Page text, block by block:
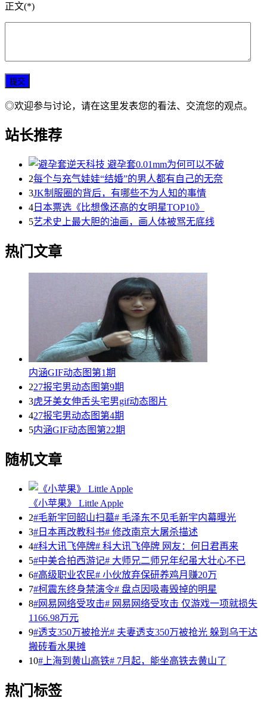
正文(*)
◎欢迎参与讨论，请在这里发表您的看法、交流您的观点。
站长推荐
2每个与充气娃娃“结婚”的男人都有自己的无奈
3JK制服圈的背后，有哪些不为人知的事情
4 日本票选《比想像还高的女明星TOP10》
5艺术史上最大胆的油画，画人体被骂无底线
热门文章
内涵GIF动态图第1期
227报宅男动态图第9期
3虎牙美女伸舌头宅男gif动态图片
427报宅男动态图第4期
5内涵GIF动态图第22期
随机文章
《小苹果》 Little Apple
2#毛新宇回韶山扫墓# 毛泽东不见毛新宇内幕曝光
3#日本再改教科书# 修改南京大屠杀描述
4#科大讯飞停牌# 科大讯飞停牌 网友：何日君再来
5#中美合拍西游记# 大师兄二师兄年纪虽大壮心不已
6#高级职业农民# 小伙放弃保研养鸡月赚20万
7#柯震东终身禁演令# 盘点因吸毒毁掉的明星
8#网易网络受攻击# 网易网络受攻击 仅游戏一项就损失
1166.98万元
9#透支350万被抢光# 夫妻透支350万被抢光 躲到乌干达
搬砖看水果摊
10#上海到黄山高铁# 7月起，能坐高铁去黄山了
热门标签